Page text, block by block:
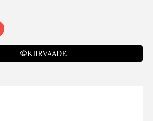
KIIRVAADE